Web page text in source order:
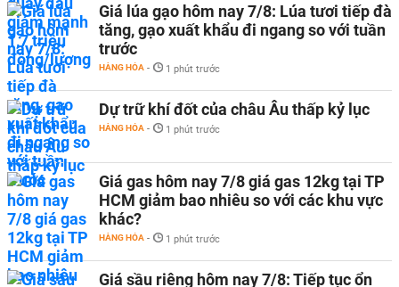
Giá lúa gạo hôm nay 7/8: Lúa tươi tiếp đà
tăng, gạo xuất khẩu đi ngang so với tuần
trước
HÀNG HÓA - 1 phút trước
Dự trữ khí đốt của châu Âu thấp kỷ lục
HÀNG HÓA - 1 phút trước
Giá gas hôm nay 7/8 giá gas 12kg tại TP
HCM giảm bao nhiêu so với các khu vực
khác?
HÀNG HÓA - 1 phút trước
Giá sầu riêng hôm nay 7/8: Tiếp tục ổn